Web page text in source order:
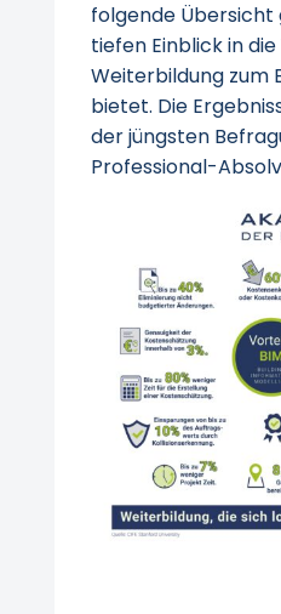
folgende Übersicht
tiefen Einblick in
Weiterbildung zum
bietet. Die
der jüngsten
Professional-